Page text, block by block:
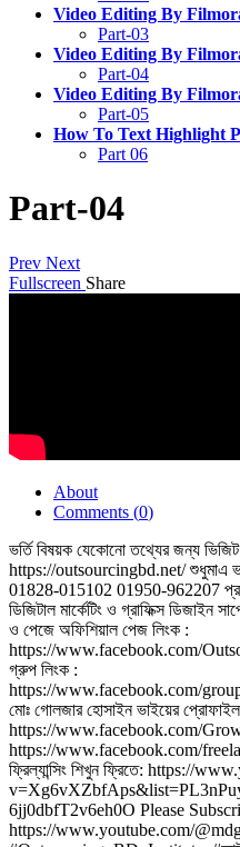
Video Editing By
Part-03
Video Editing By
Part-04
Video Editing By
Part-05
How To Text Highlight
Part 06
Part-04
Prev Next
Fullscreen Share
About
Comments (0)
ভর্তি বিষয়ক যেকোনো তথ্যের জন্য
https://outsourcingbd.net/ শুধুমাএ
01828-015102 01950-962207 প্রতি
ডিজিটাল মার্কেটিং ও গ্রাফিক্স
ও পেজে অফিশিয়াল পেজ লিংক :
https://www.facebook.com/
গ্রুপ লিংক :
https://www.facebook.com/
মোঃ গোলজার হোসাইন ভাইয়ের
https://www.facebook.com/
https://www.facebook.com/
ফ্রিল্যান্সিং শিখুন ফ্রিতে: https://
6jj0dbfT2v6eh0O Please
https://www.youtube.com/